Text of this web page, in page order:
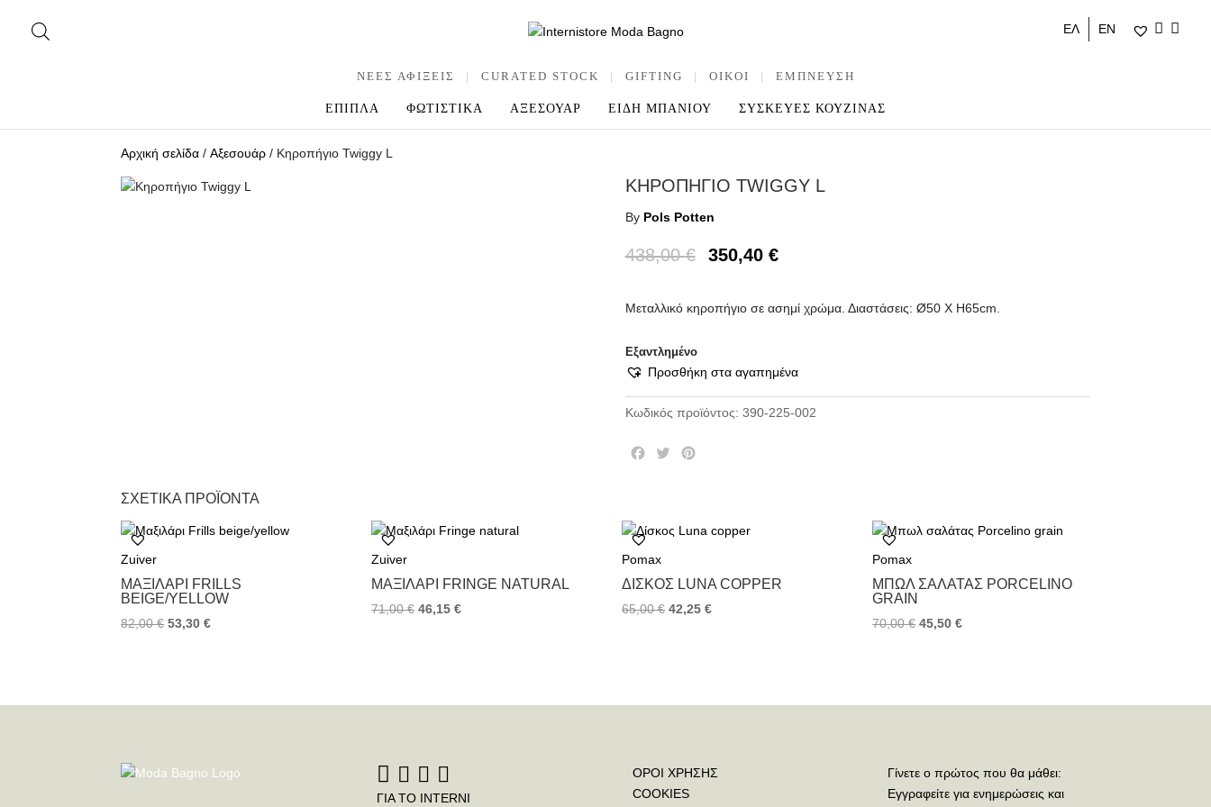
ΕΛ ΕΝ
ΝΕΕΣ ΑΦΙΞΕΙΣ | CURATED STOCK | GIFTING | OIKOI | ΕΜΠΝΕΥΣΗ
ΕΠΙΠΛΑ ΦΩΤΙΣΤΙΚΑ ΑΞΕΣΟΥΑΡ ΕΙΔΗ ΜΠΑΝΙΟΥ ΣΥΣΚΕΥΕΣ ΚΟΥΖΙΝΑΣ
Αρχική σελίδα /Αξεσουάρ / Κηροπήγιο Twiggy L
ΚΗΡΟΠΗΓΙΟ TWIGGY L
By Pols Potten
438,00€ 350,40 €
Μεταλλικό κηροπήγιο σε ασημί χρώμα. Διαστάσεις: Ø50 Χ H65cm.
Εξαντλημένο
Προσθήκη στα αγαπημένα
Κωδικός προϊόντος: 390-225-002
b
o
k
s
ΣΧΕΤΙΚΆ ΠΡΟΪΌΝΤΑ
Zuiver
ΜΑΞΙΛΆΡΙ FRILLS
BEIGE/YELLOW
82,00€ 53,30€
Zuiver
ΜΑΞΙΛΆΡΙ FRINGE NATURAL
71,00€ 46,15€
Pomax
ΔΊΣΚΟΣ LUNA COPPER
65,00€ 42,25€
Pomax
ΜΠΩΛ ΣΑΛΆΤΑΣ PORCELINO
GRAIN
70,00€ 45,50€
ΓΙΑ ΤΟ INTERNI
ΟΡΟΙ ΧΡΗΣΗΣ
COOKIES
Γίνετε ο πρώτος που θα μάθει:
Εγγραφείτε για ενημερώσεις και